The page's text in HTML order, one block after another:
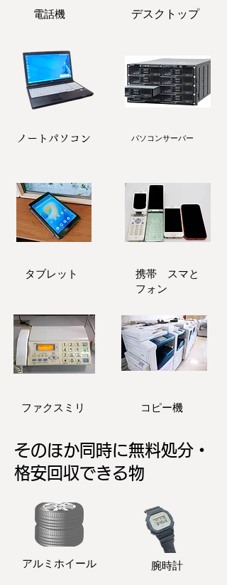
電話機
ノートパソコン
タブレット
ファクスミリ
​デスクトップ
パソコンサーバー
携帯 スマと
フォン
コピー機
そのほか同時に無料処分・
格安回収できる物
アルミホイール ​腕時計